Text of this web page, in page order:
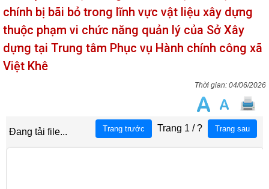
chính bị bãi bỏ trong lĩnh vực vật liệu xây dựng
thuộc phạm vi chức năng quản lý của Sở Xây
dựng tại Trung tâm Phục vụ Hành chính công xã
Việt Khê
04/06/2026